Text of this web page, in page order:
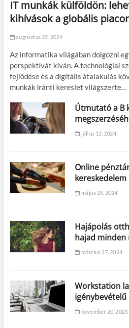
IT munkák külföldön:
kihívások a globális
augusztus 22, 2024
Az informatika világában dolgozni
perspektívát kíván. A technológiai
fejlődése és a digitális átalakulás
munkák iránti kereslet világszerte…
Útmutató a B
július 12, 2024
Online
kereskedelem
május 25, 2024
Hajápolás
hajad minden
március 27, 2024
Workstation
november 20, 2023